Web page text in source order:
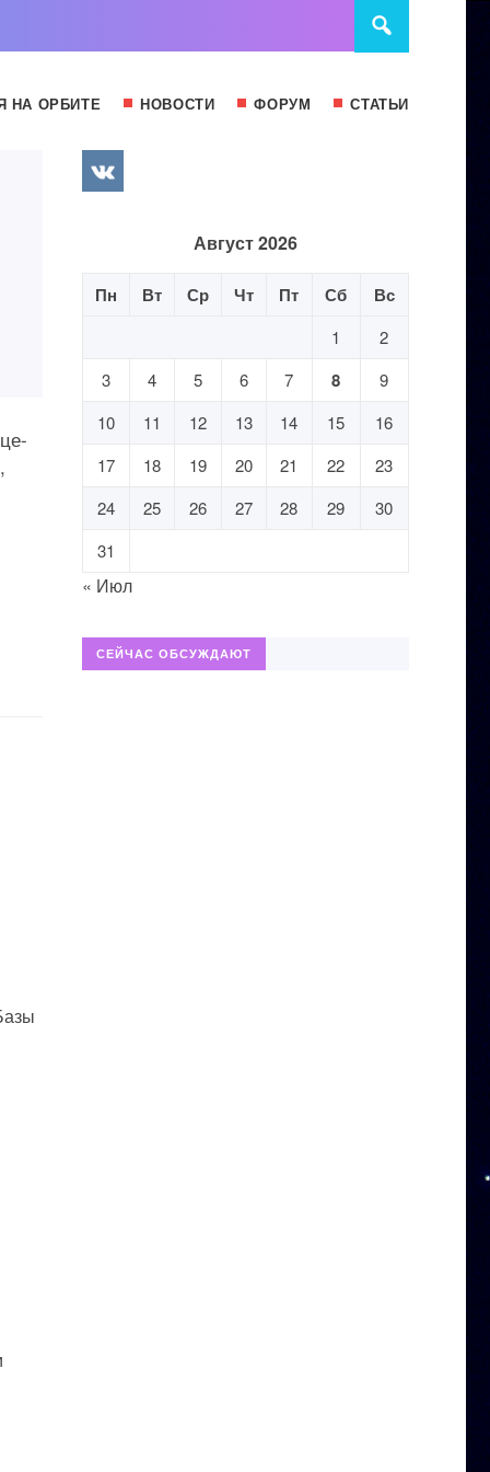
НА ОРБИТЕ НОВОСТИ ФОРУМ СТАТЬИ
Август 2026
Пн Вт Ср Чт Пт Сб Вс
1
2
3
4 5 6 7 8
9
10
11 12 13 14 15
16
17
18 19 20 21 22
23
24
25 26 27 28 29
30
31
« Июл
СЕЙЧАС ОБСУЖДАЮТ